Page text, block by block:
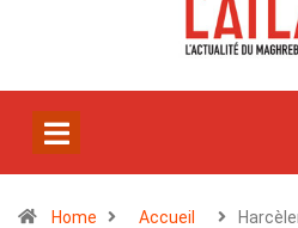
Home Accueil